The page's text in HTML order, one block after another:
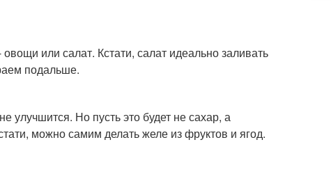
или салат. Кстати, салат идеально заливать
подальше.
улучшится. Но пусть это будет не сахар, а
можно самим делать желе из фруктов и ягод.